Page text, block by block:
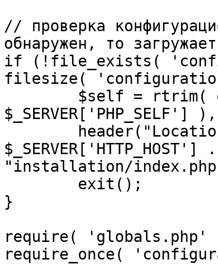
// проверка
обнаружен, то
if (!file_exists(
filesize(
"installation/
}
require(
require_once(